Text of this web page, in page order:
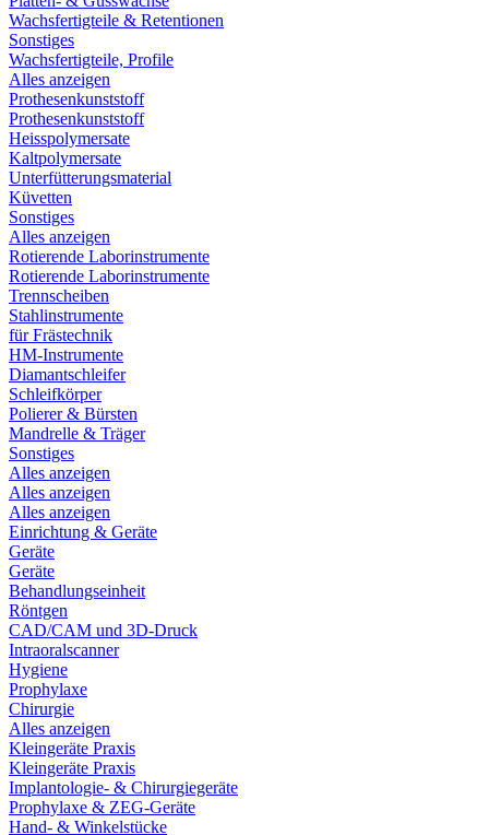
Wachsfertigteile & Retentionen
Sonstiges
Wachsfertigteile, Profile
Alles anzeigen
Prothesenkunststoff
Prothesenkunststoff
Heisspolymersate
Kaltpolymersate
Unterfütterungsmaterial
Küvetten
Sonstiges
Alles anzeigen
Rotierende Laborinstrumente
Rotierende Laborinstrumente
Trennscheiben
Stahlinstrumente
für Frästechnik
HM-Instrumente
Diamantschleifer
Schleifkörper
Polierer & Bürsten
Mandrelle & Träger
Sonstiges
Alles anzeigen
Alles anzeigen
Alles anzeigen
Einrichtung & Geräte
Geräte
Geräte
Behandlungseinheit
Röntgen
CAD/CAM und 3D-Druck
Intraoralscanner
Hygiene
Prophylaxe
Chirurgie
Alles anzeigen
Kleingeräte Praxis
Kleingeräte Praxis
Implantologie- & Chirurgiegeräte
Prophylaxe & ZEG-Geräte
Hand- & Winkelstücke